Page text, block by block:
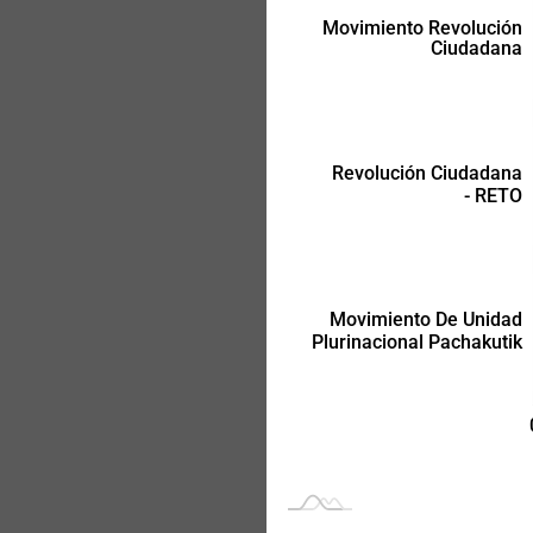
Movimiento De Unidad
Plurinacional Pachakutik
Revolución Ciudadana
- RETO
Movimiento Revolución
Ciudadana